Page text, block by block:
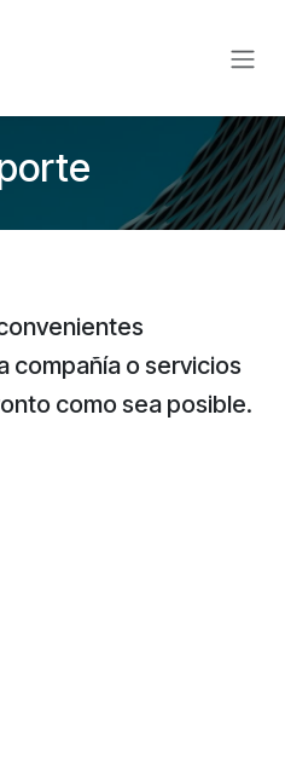
compañía o servicios
como sea posible.